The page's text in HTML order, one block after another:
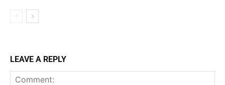
LEAVE A REPLY